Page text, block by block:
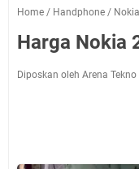
Home / Handphone / Nokia
Harga Nokia
Diposkan oleh Arena Tekno